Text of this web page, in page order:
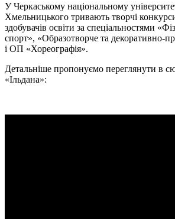
У Черкаському національному
Хмельницького тривають творчі
здобувачів освіти за спеціальностями
спорт», «Образотворче та декоративно-
і ОП «Хореографія».
Детальніше пропонуємо переглянути в
«Ільдана»: